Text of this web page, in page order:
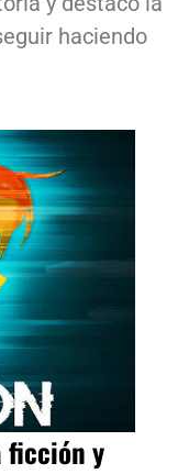
haciendo
ficción y